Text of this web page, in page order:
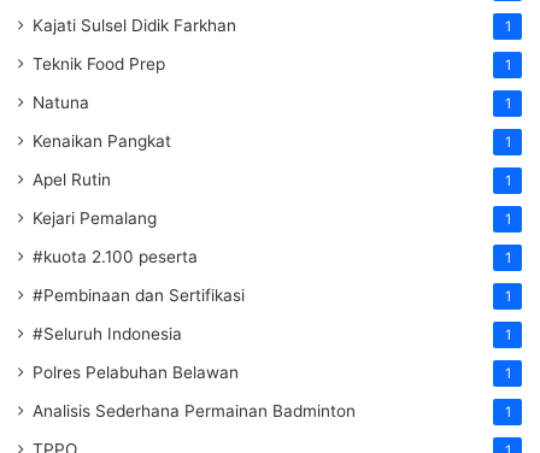
Kajati Sulsel Didik Farkhan 1
Teknik Food Prep 1
Natuna 1
Kenaikan Pangkat 1
Apel Rutin 1
Kejari Pemalang 1
#kuota 2.100 peserta 1
#Pembinaan dan Sertifikasi 1
#Seluruh Indonesia 1
Polres Pelabuhan Belawan 1
Analisis Sederhana Permainan Badminton 1
TPPO